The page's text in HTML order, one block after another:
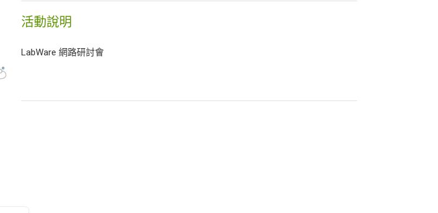
活動說明
LabWare 網路研討會